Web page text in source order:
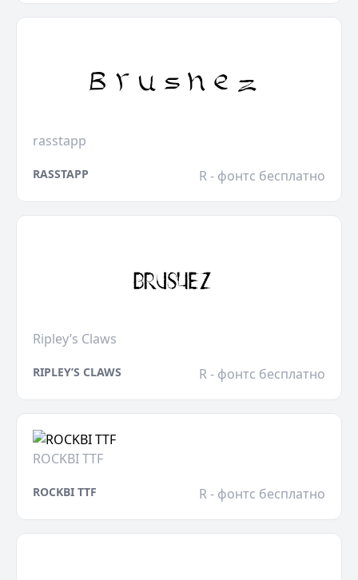
rasstapp
RASSTAPP R - фонтс бесплатно
Ripley’s Claws
RIPLEY’S CLAWS R - фонтс бесплатно
ROCKBI TTF
ROCKBI TTF R - фонтс бесплатно